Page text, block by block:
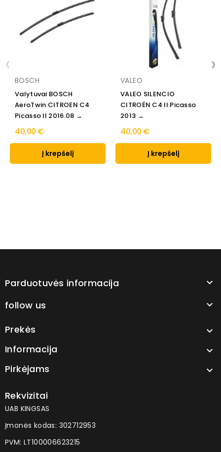
BOSCH
Valytuvai BOSCH
AeroTwin CITROEN C4
Picasso II 2016.08 →
40,00 €
Į krepšelį
VALEO
VALEO SILENCIO
CITROËN C4 II Picasso
2013 →
40,00 €
Į krepšelį
‹ ›
Parduotuvės informacija 
follow us 
Prekės 
Informacija 
Pirkėjams 
Rekvizitai
UAB KINGSAS
Įmonės kodas: 302712953
PVM: LT100006623215